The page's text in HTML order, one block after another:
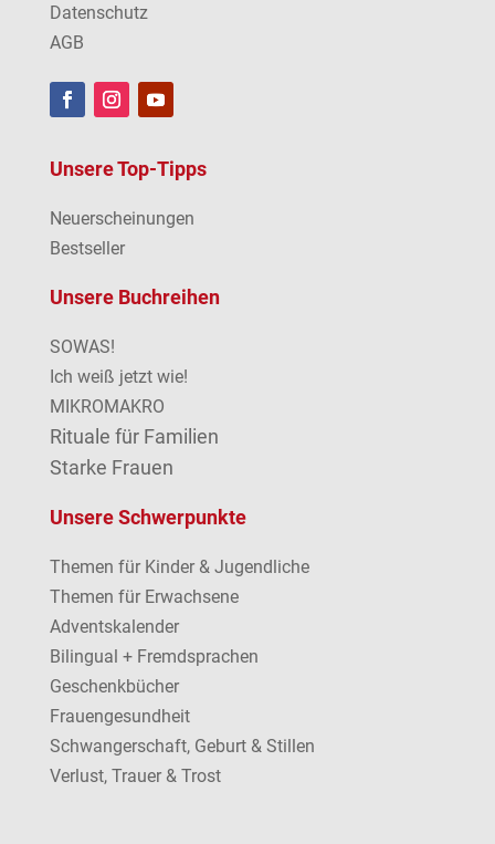
Datenschutz
AGB
Unsere Top-Tipps
Neuerscheinungen
Bestseller
Unsere Buchreihen
SOWAS!
Ich weiß jetzt wie!
MIKROMAKRO
Rituale für Familien
Starke Frauen
Unsere Schwerpunkte
Themen für Kinder & Jugendliche
Themen für Erwachsene
Adventskalender
Bilingual + Fremdsprachen
Geschenkbücher
Frauengesundheit
Schwangerschaft, Geburt & Stillen
Verlust, Trauer & Trost